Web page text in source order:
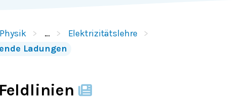
Physik …
Elektrizitätslehre
Ladungen